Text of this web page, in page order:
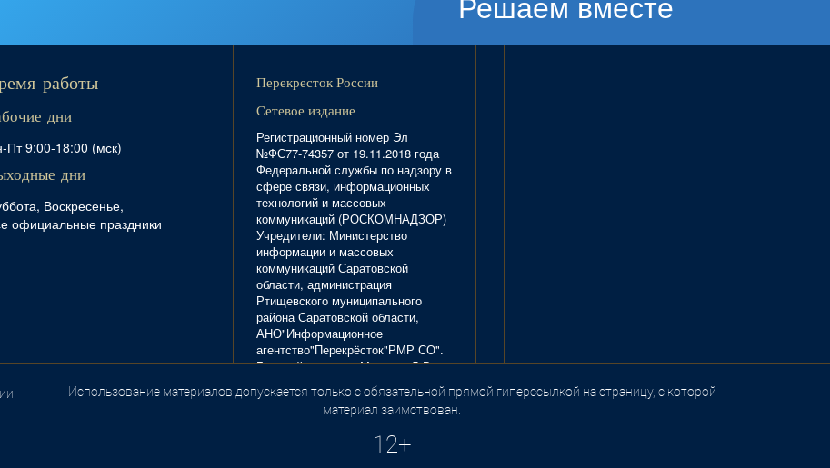
Решаем вместе
работы
дни
Пт 9:00-18:00 (мск)
дни
Воскресенье,
официальные праздники
Перекресток России
Сетевое издание
Регистрационный номер Эл
№ФС77-74357 от 19.11.2018 года
Федеральной службы по надзору в
сфере связи, информационных
технологий и массовых
коммуникаций (РОСКОМНАДЗОР)
Учредители: Министерство
информации и массовых
коммуникаций Саратовской
области, администрация
Ртищевского муниципального
района Саратовской области,
АНО"Информационное
агентство"Перекрёсток"РМР СО".
Главный редактор Маркова Л.В.
Тел. 8(84540)4-20-72; отдел
рекламы - 4-29-10.
Использование материалов допускается только с обязательной прямой гиперссылкой на страницу, с которой
материал заимствован.
12+